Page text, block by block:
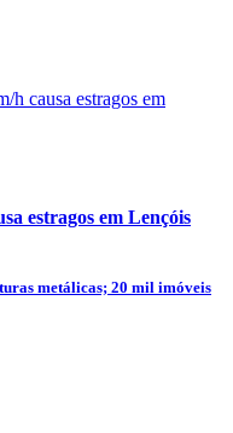
estragos em Lençóis
metálicas; 20 mil imóveis